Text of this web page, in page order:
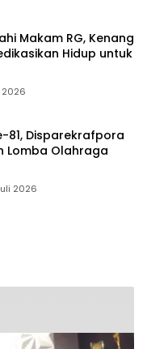
Makam RG, Kenang
Hidup untuk
2026
81, Disparekrafpora
Lomba Olahraga
2026